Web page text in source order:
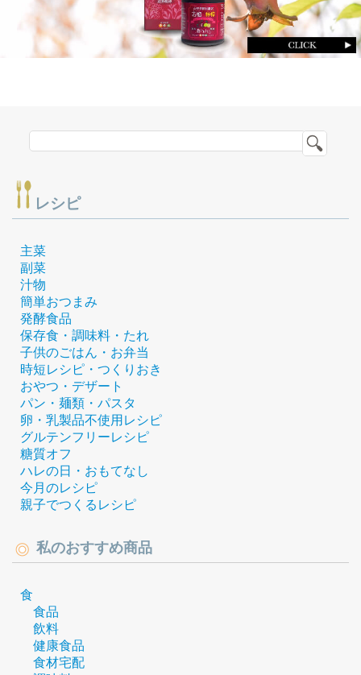
レシピ
主菜
副菜
汁物
簡単おつまみ
発酵食品
保存食・調味料・たれ
子供のごはん・お弁当
時短レシピ・つくりおき
おやつ・デザート
パン・麺類・パスタ
卵・乳製品不使用レシピ
グルテンフリーレシピ
糖質オフ
ハレの日・おもてなし
今月のレシピ
親子でつくるレシピ
私のおすすめ商品
食
食品
飲料
健康食品
食材宅配